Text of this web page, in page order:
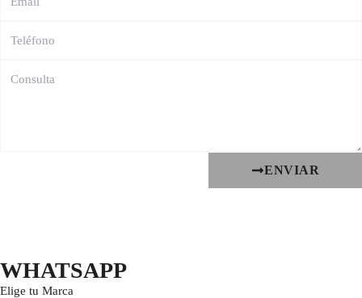
ENVIAR
WHATSAPP
Elige tu Marca